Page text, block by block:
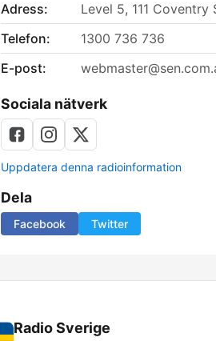
Adress:
Level 5, 111
Telefon:
1300 736 736
E-post:
Sociala nätverk
Uppdatera denna radioinformation
Dela
Facebook Twitter
Radio Sverige